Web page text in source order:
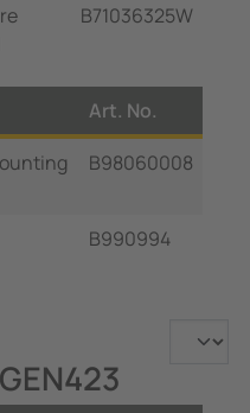
B71036325W
Art. No.
B98060008
B990994